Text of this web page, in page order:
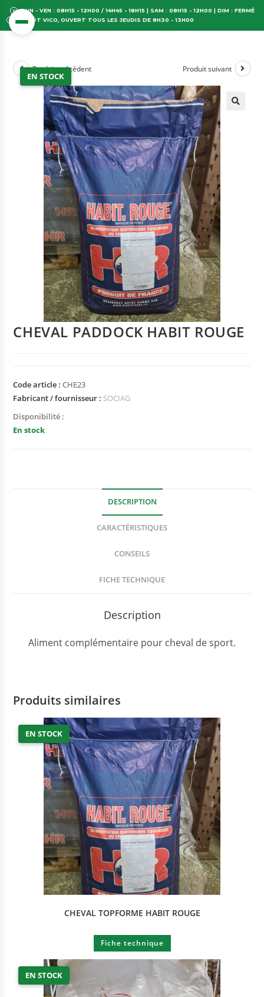
LUN - VEN : 08H15 - 12H00 / 14H45 - 18H15 | SAM : 08H15 - 12H00 | DIM : FERMÉ
DÉPÔT VICO, OUVERT TOUS LES JEUDIS DE 8H30 - 13H00
EN STOCK
Produit précédent Produit suivant
CHEVAL PADDOCK HABIT ROUGE
Code article :CHE23
Fabricant / fournisseur : SOCIAG
Disponibilité :
En stock
DESCRIPTION
CARACTÉRISTIQUES
CONSEILS
FICHE TECHNIQUE
Description
Aliment complémentaire pour cheval de sport.
Produits similaires
EN STOCK
CHEVAL TOPFORME HABIT ROUGE
Fiche technique
EN STOCK